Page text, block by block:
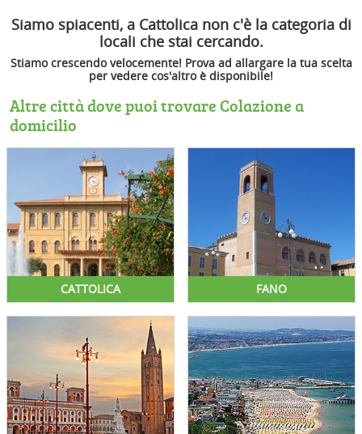
Siamo spiacenti, a Cattolica non c'è la categoria di
locali che stai cercando.
Stiamo crescendo velocemente! Prova ad allargare la tua scelta
per vedere cos'altro è disponibile!
Altre città dove puoi trovare Colazione a
domicilio
CATTOLICA FANO